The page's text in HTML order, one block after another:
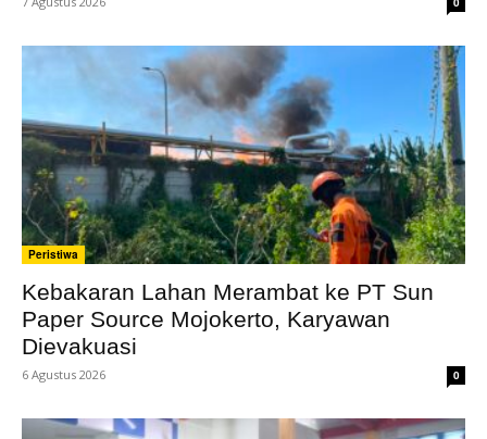
Peristiwa
Kebakaran Lahan Merambat ke PT Sun
Paper Source Mojokerto, Karyawan
Dievakuasi
6 Agustus 2026 0